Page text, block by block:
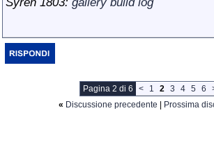
Pagina 2 di 6 < 1 2 3 4 5 6
« Discussione precedente Prossima